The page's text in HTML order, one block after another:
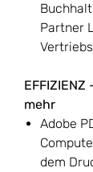
Partner
mehr
Adobe
dem